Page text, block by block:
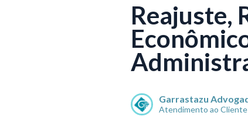
Reajuste,
Garrastazu
Atendimento ao Cliente